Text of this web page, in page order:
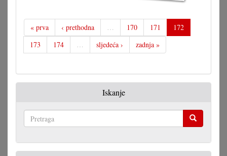
« prva ‹ prethodna … 170 171
172
173
174 … sljedeća › zadnja »
Iskanje